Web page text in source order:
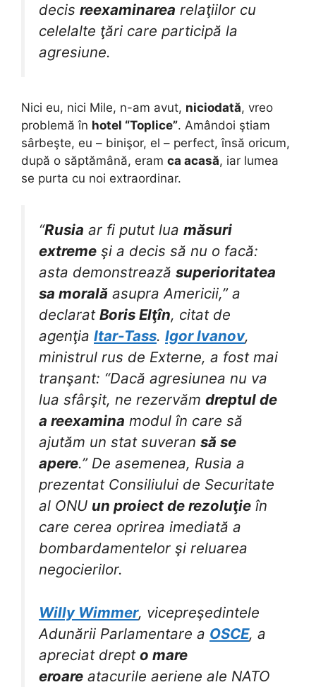
decis reexaminarea relaţiilor cu
celelalte ţări care participă la
agresiune.
Nici eu, nici Mile, n-am avut, niciodată, vreo
problemă în hotel “Toplice”. Amândoi ştiam
sârbeşte, eu – binişor, el – perfect, însă oricum,
după o săptămână, eram ca acasă, iar lumea
se purta cu noi extraordinar.
“Rusia ar fi putut lua măsuri
extreme şi a decis să nu o facă:
asta demonstrează superioritatea
sa morală asupra Americii,” a
declarat Boris Elţîn, citat de
agenţia Itar-Tass. Igor Ivanov,
ministrul rus de Externe, a fost mai
tranşant: “Dacă agresiunea nu va
lua sfârşit, ne rezervăm dreptul de
a reexamina modul în care să
ajutăm un stat suveran să se
apere.” De asemenea, Rusia a
prezentat Consiliului de Securitate
al ONU un proiect de rezoluţie în
care cerea oprirea imediată a
bombardamentelor şi reluarea
negocierilor.
Willy Wimmer, vicepreşedintele
Adunării Parlamentare a OSCE, a
apreciat drept o mare
eroare atacurile aeriene ale NATO